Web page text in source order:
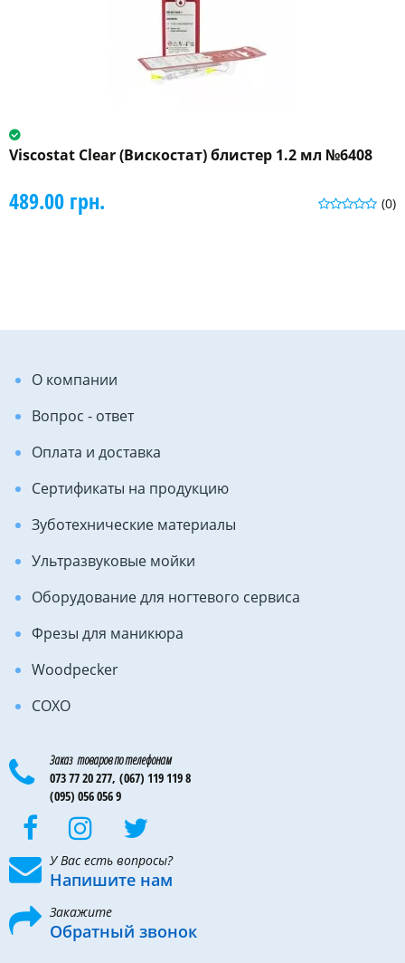
Viscostat Clear (Вискостат) блистер 1.2 мл №6408
(0)
489.00 грн.
О компании
Вопрос - ответ
Оплата и доставка
Сертификаты на продукцию
Зуботехнические материалы
Ультразвуковые мойки
Оборудование для ногтевого сервиса
Фрезы для маникюра
Woodpecker
COXO
Заказ товаров по телефонам
073 77 20 277, (067) 119 119 8
(095) 056 056 9
У Вас есть вопросы?
Напишите нам
Закажите
Обратный звонок